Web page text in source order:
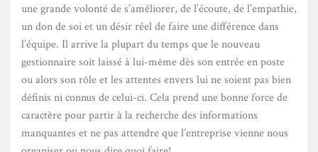
une grande volonté de s’améliorer, de l’écoute, de l’empathie,
un don de soi et un désir réel de faire une différence dans
l’équipe. Il arrive la plupart du temps que le nouveau
gestionnaire soit laissé à lui-même dès son entrée en poste
ou alors son rôle et les attentes envers lui ne soient pas bien
définis ni connus de celui-ci. Cela prend une bonne force de
caractère pour partir à la recherche des informations
manquantes et ne pas attendre que l’entreprise vienne nous